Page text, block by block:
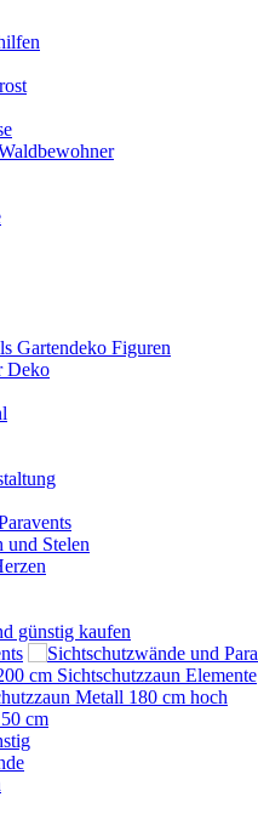
Gartendeko Figuren
Deko
und Stelen
cm Sichtschutzzaun Elemente
Metall 180 cm hoch
cm